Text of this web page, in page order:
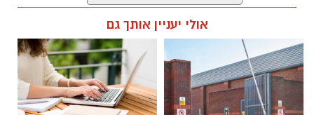
אולי יעניין אותך גם